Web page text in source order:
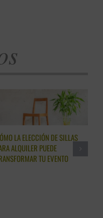
LA ELECCIÓN DE SILLAS
ALQUILER PUEDE
TU EVENTO